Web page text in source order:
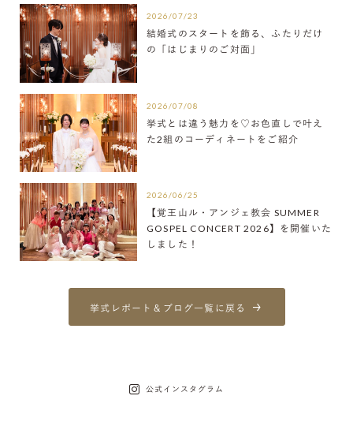
2026/07/23
結婚式のスタートを飾る、ふたりだけ
の「はじまりのご対面」
2026/07/08
挙式とは違う魅力を♡お色直しで叶え
た2組のコーディネートをご紹介
2026/06/25
【覚王山ル・アンジェ教会 SUMMER
GOSPEL CONCERT 2026】を開催いた
しました！
挙式レポート＆ブログ一覧に戻る
公式インスタグラム